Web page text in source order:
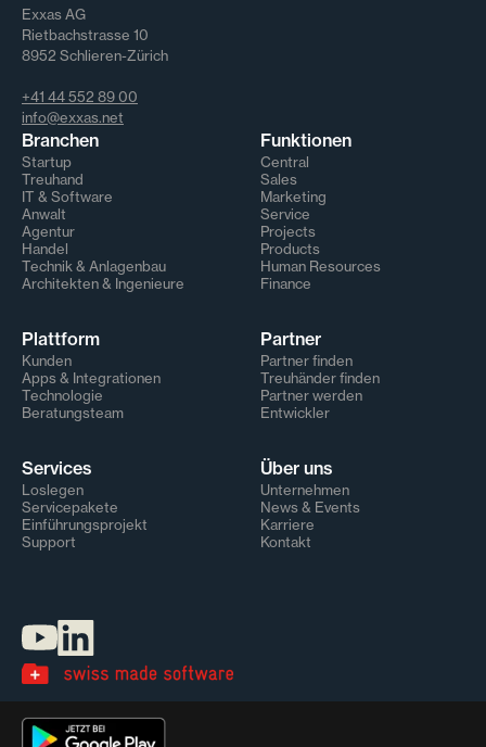
Exxas AG
Rietbachstrasse 10
8952 Schlieren-Zürich
+41 44 552 89 00
info@exxas.net
Branchen
Startup
Treuhand
IT & Software
Anwalt
Agentur
Handel
Technik & Anlagenbau
Architekten & Ingenieure
Funktionen
Central
Sales
Marketing
Service
Projects
Products
Human Resources
Finance
Plattform
Kunden
Apps & Integrationen
Technologie
Beratungsteam
Partner
Partner finden
Treuhänder finden
Partner werden
Entwickler
Services
Loslegen
Servicepakete
Einführungsprojekt
Support
Über uns
Unternehmen
News & Events
Karriere
Kontakt